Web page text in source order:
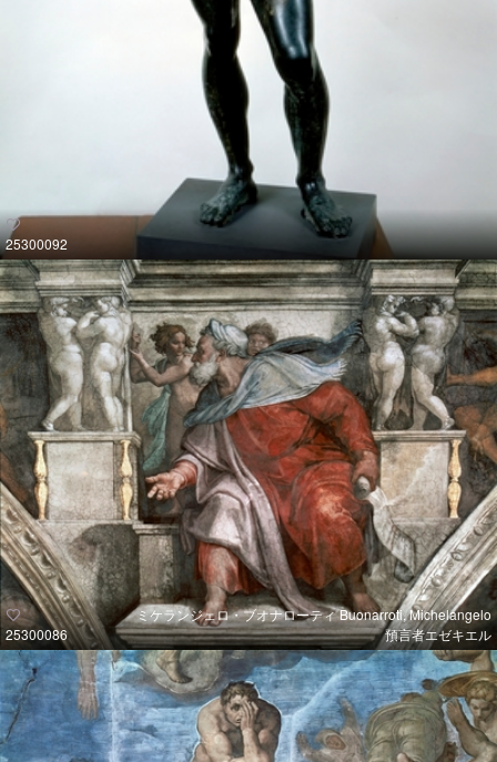
25300092
25300086
ミケランジェロ・ブオナローティ Buonarroti, Michelangelo
預言者エゼキエル